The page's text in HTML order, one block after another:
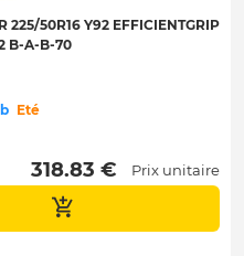
225/50R16 Y92 EFFICIENTGRIP
B-A-B-70
Eté
318.83 € Prix unitaire